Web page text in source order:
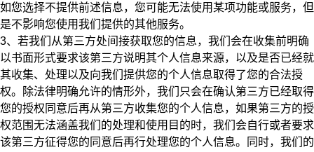
如您选择不提供前述信息，您可能无法使用某项功能或服务，但
是不影响您使用我们提供的其他服务。
3、若我们从第三方处间接获取您的信息，我们会在收集前明确
以书面形式要求该第三方说明其个人信息来源，以及是否已经就
其收集、处理以及向我们提供您的个人信息取得了您的合法授
权。除法律明确允许的情形外，我们只会在确认第三方已经取得
您的授权同意后再从第三方收集您的个人信息，如果第三方的授
权范围无法涵盖我们的处理和使用目的时，我们会自行或者要求
该第三方征得您的同意后再行处理您的个人信息。同时，我们的